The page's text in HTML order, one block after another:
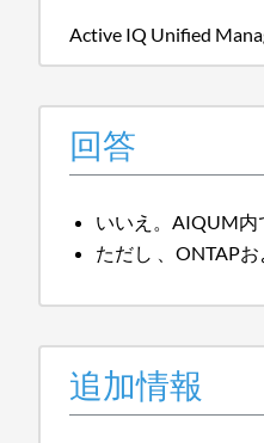
Active IQ Unified
回答
いいえ。AIQUM内
ただし 、ONTAP
追加情報